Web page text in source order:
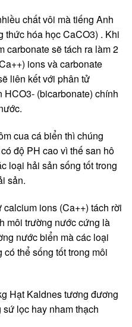
chất vôi mà tiếng Anh
thức hóa học CaCO3) . Khi
carbonate sẽ tách ra làm 2
ions và carbonate
liên kết với phân tử
HCO3- (bicarbonate) chính
cua cá biển thì chúng
độ PH cao vì thế san hô
loại hải sản sống tốt trong
sản.
ions (Ca++) tách rời
môi trường nước cứng là
nước biển mà các loại
thể sống tốt trong môi
Hạt Kaldnes tương đương
lọc hay nham thạch